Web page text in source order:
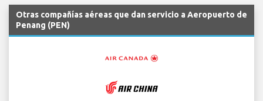
Otras compañías aéreas que dan servicio a Aeropuerto de
Penang (PEN)